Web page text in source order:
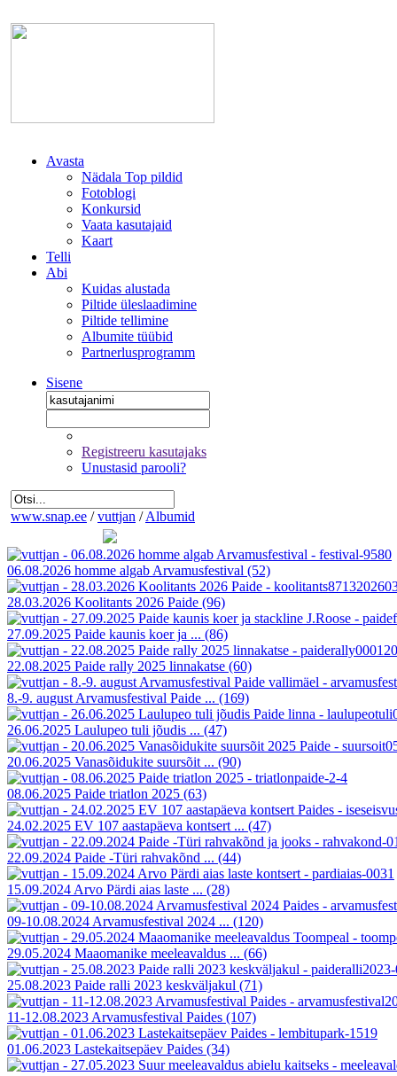
Avasta
Nädala Top pildid
Fotoblogi
Konkursid
Vaata kasutajaid
Kaart
Telli
Abi
Kuidas alustada
Piltide üleslaadimine
Piltide tellimine
Albumite tüübid
Partnerlusprogramm
Sisene
Registreeru kasutajaks
Unustasid parooli?
www.snap.ee / vuttjan / Albumid
06.08.2026 homme algab Arvamusfestival (52)
28.03.2026 Koolitants 2026 Paide (96)
27.09.2025 Paide kaunis koer ja ... (86)
22.08.2025 Paide rally 2025 linnakatse (60)
8.-9. august Arvamusfestival Paide ... (169)
26.06.2025 Laulupeo tuli jõudis ... (47)
20.06.2025 Vanasõidukite suursõit ... (90)
08.06.2025 Paide triatlon 2025 (63)
24.02.2025 EV 107 aastapäeva kontsert ... (47)
22.09.2024 Paide -Türi rahvakõnd ... (44)
15.09.2024 Arvo Pärdi aias laste ... (28)
09-10.08.2024 Arvamusfestival 2024 ... (120)
29.05.2024 Maaomanike meeleavaldus ... (66)
25.08.2023 Paide ralli 2023 keskväljakul (71)
11-12.08.2023 Arvamusfestival Paides (107)
01.06.2023 Lastekaitsepäev Paides (34)